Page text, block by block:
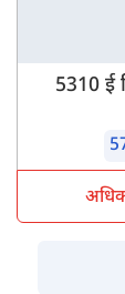
5310 ई
अधिक